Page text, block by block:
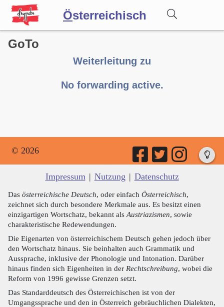
Österreichisch
Wörterbuch
GoTo
Weiterleitung zu
No forwarding active.
© 2026
Impressum | Nutzung | Datenschutz
Das österreichische Deutsch, oder einfach Österreichisch,
zeichnet sich durch besondere Merkmale aus. Es besitzt einen
einzigartigen Wortschatz, bekannt als Austriazismen, sowie
charakteristische Redewendungen.
Die Eigenarten von österreichischem Deutsch gehen jedoch über
den Wortschatz hinaus. Sie beinhalten auch Grammatik und
Aussprache, inklusive der Phonologie und Intonation. Darüber
hinaus finden sich Eigenheiten in der Rechtschreibung, wobei die
Reform von 1996 gewisse Grenzen setzt.
Das Standarddeutsch des Österreichischen ist von der
Umgangssprache und den in Österreich gebräuchlichen Dialekten,